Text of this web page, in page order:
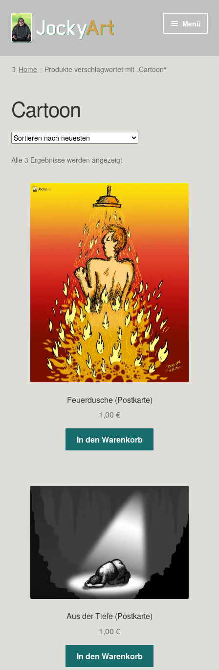
Zur
Navigation
springen
Zum
Inhalt
springen
Menü
Home Produkte verschlagwortet mit „Cartoon“
Cartoon
Alle 3 Ergebnisse werden angezeigtNach
sortiert
Feuerdusche (Postkarte)
1,00 €
In den Warenkorb
Aus der Tiefe (Postkarte)
1,00 €
In den Warenkorb